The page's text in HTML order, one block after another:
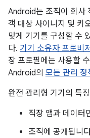
Android는 조직이 회사
객 대상 사이니지 및 키
맞게 기기를 구성할 수
다. 기기 소유자 프로비
장 프로필에는 사용할
Android의 모든 관리 정
완전 관리형 기기의 특
직장 앱과 데이터
조직에 공개됩니